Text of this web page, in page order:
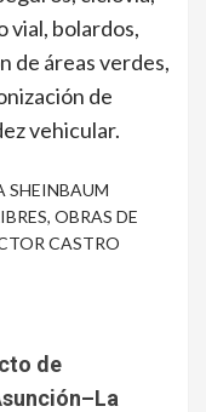
vial, bolardos,
de áreas verdes,
de
vehicular.
SHEINBAUM
, OBRAS DE
CASTRO
de